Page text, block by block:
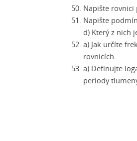
Napište
Napište
d) Který z nich
a) Jak určíte
rovnicích.
a) Definujte
periody